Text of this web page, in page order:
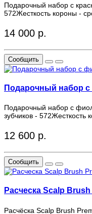
Подарочный набор с
572Жесткость короны -
14 000 р.
Сообщить
Подарочный набор с
Подарочный набор с
зубчиков - 572Жесткость
12 600 р.
Сообщить
Расческа Scalp
Расчёска Scalp Brush